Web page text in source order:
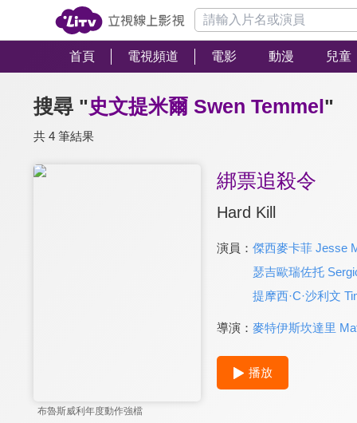
首頁 電視頻道 電影 動漫 兒童
搜尋 "史文提米爾 Swen Temmel"
共 4 筆結果
布魯斯威利年度動作強檔
綁票追殺令
Hard Kill
演員： 傑西麥卡菲 Jesse
瑟吉歐瑞佐托
提摩西·C·沙利文
導演： 麥特伊斯坎達里
播放